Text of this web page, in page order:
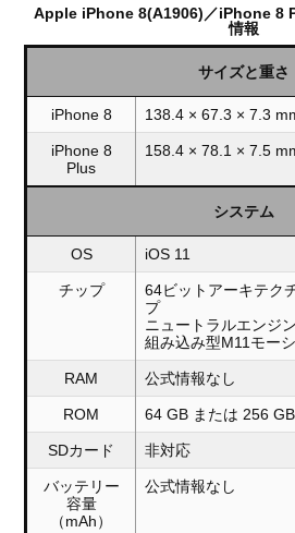
Apple iPhone 8(A1906)／iPhone 8
情報
サイズと重さ
iPhone 8 138.4 × 67.3 × 7.3
iPhone 8
Plus
158.4 × 78.1 × 7.5
システム
OS iOS 11
チップ
64ビットアーキテク
プ
ニュートラルエンジン
組み込み型M11モー
RAM 公式情報なし
ROM 64 GB または 256 GB
SDカード 非対応
バッテリー
容量
（mAh）
公式情報なし